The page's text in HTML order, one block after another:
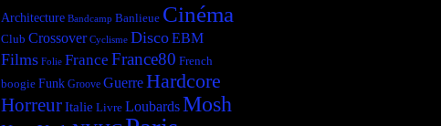
Architecture Bandcamp Banlieue Cinéma
Club Crossover Cyclisme DiscoEBM
Films Folie France France80 French
boogie Funk Groove GuerreHardcore
HorreurItalie Livre LoubardsMosh